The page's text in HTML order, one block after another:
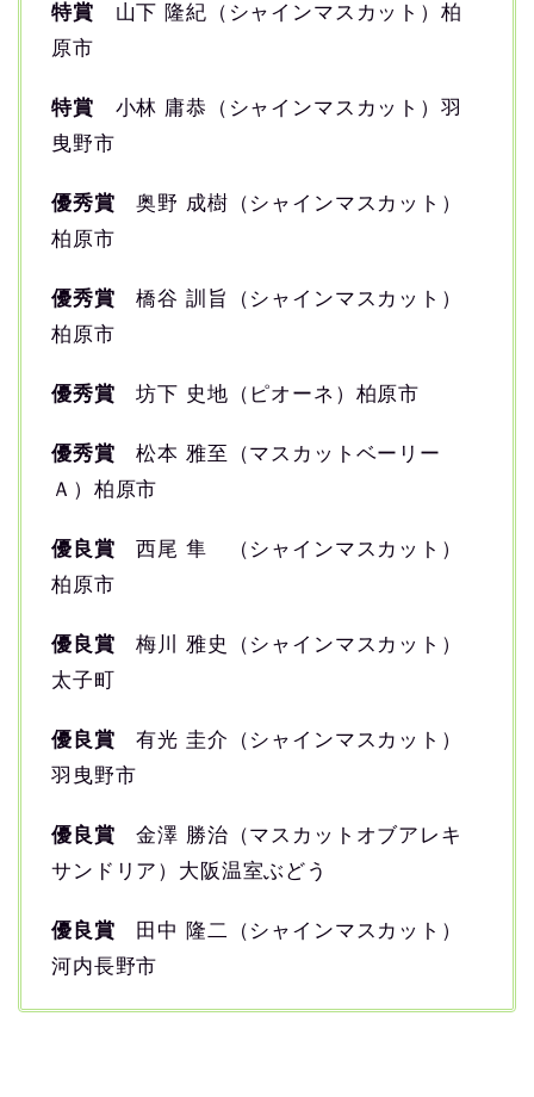
特賞 山下 隆紀（シャインマスカット）柏
原市
特賞 小林 庸恭（シャインマスカット）羽
曳野市
優秀賞 奥野 成樹（シャインマスカット）
柏原市
優秀賞 橋谷 訓旨（シャインマスカット）
柏原市
優秀賞 坊下 史地（ピオーネ）柏原市
優秀賞 松本 雅至（マスカットベーリー
Ａ）柏原市
優良賞 西尾 隼 （シャインマスカット）
柏原市
優良賞 梅川 雅史（シャインマスカット）
太子町
優良賞 有光 圭介（シャインマスカット）
羽曳野市
優良賞 金澤 勝治（マスカットオブアレキ
サンドリア）大阪温室ぶどう
優良賞 田中 隆二（シャインマスカット）
河内長野市